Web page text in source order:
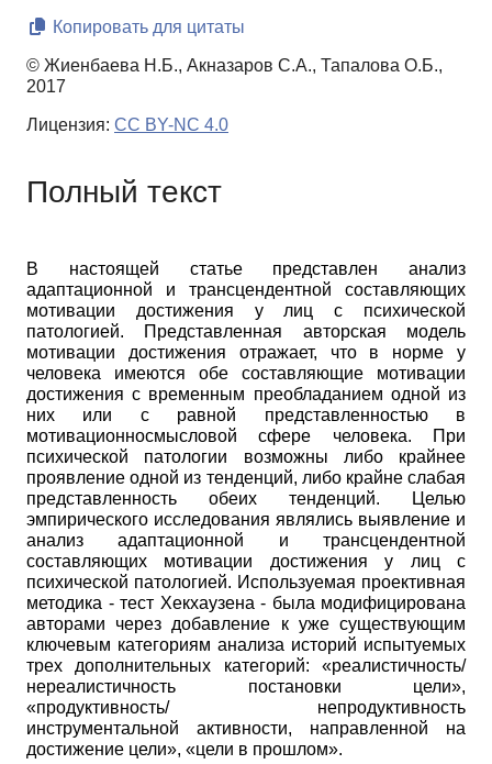
Копировать для цитаты
© Жиенбаева Н.Б., Акназаров С.А., Тапалова О.Б.,
2017
Лицензия: CC BY-NC 4.0
Полный текст
В настоящей статье представлен анализ
адаптационной и трансцендентной составляющих
мотивации достижения у лиц с психической
патологией. Представленная авторская модель
мотивации достижения отражает, что в норме у
человека имеются обе составляющие мотивации
достижения с временным преобладанием одной из
них или с равной представленностью в
мотивационно­смысловой сфере человека. При
психической патологии возможны либо крайнее
проявление одной из тенденций, либо крайне слабая
представленность обеих тенденций. Целью
эмпирического исследования являлись выявление и
анализ адаптационной и трансцендентной
составляющих мотивации достижения у лиц с
психической патологией. Используемая проективная
методика - тест Хекхаузена - была модифицирована
авторами через добавление к уже существующим
ключевым категориям анализа историй испытуемых
трех дополнительных категорий: «реалистичность/
нереалистичность постановки цели»,
«продуктивность/ непродуктивность
инструментальной активности, направленной на
достижение цели», «цели в прошлом».